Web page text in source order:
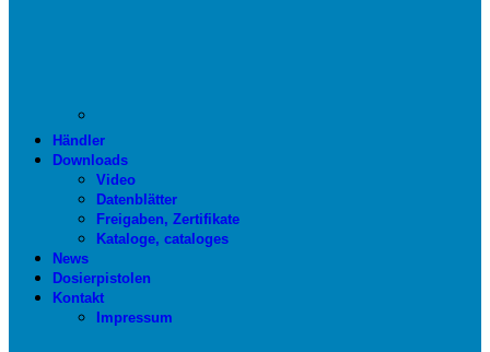
Händler
Downloads
Video
Datenblätter
Freigaben, Zertifikate
Kataloge, cataloges
News
Dosierpistolen
Kontakt
Impressum